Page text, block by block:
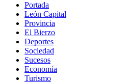
Portada
León Capital
Provincia
El Bierzo
Deportes
Sociedad
Sucesos
Economía
Turismo